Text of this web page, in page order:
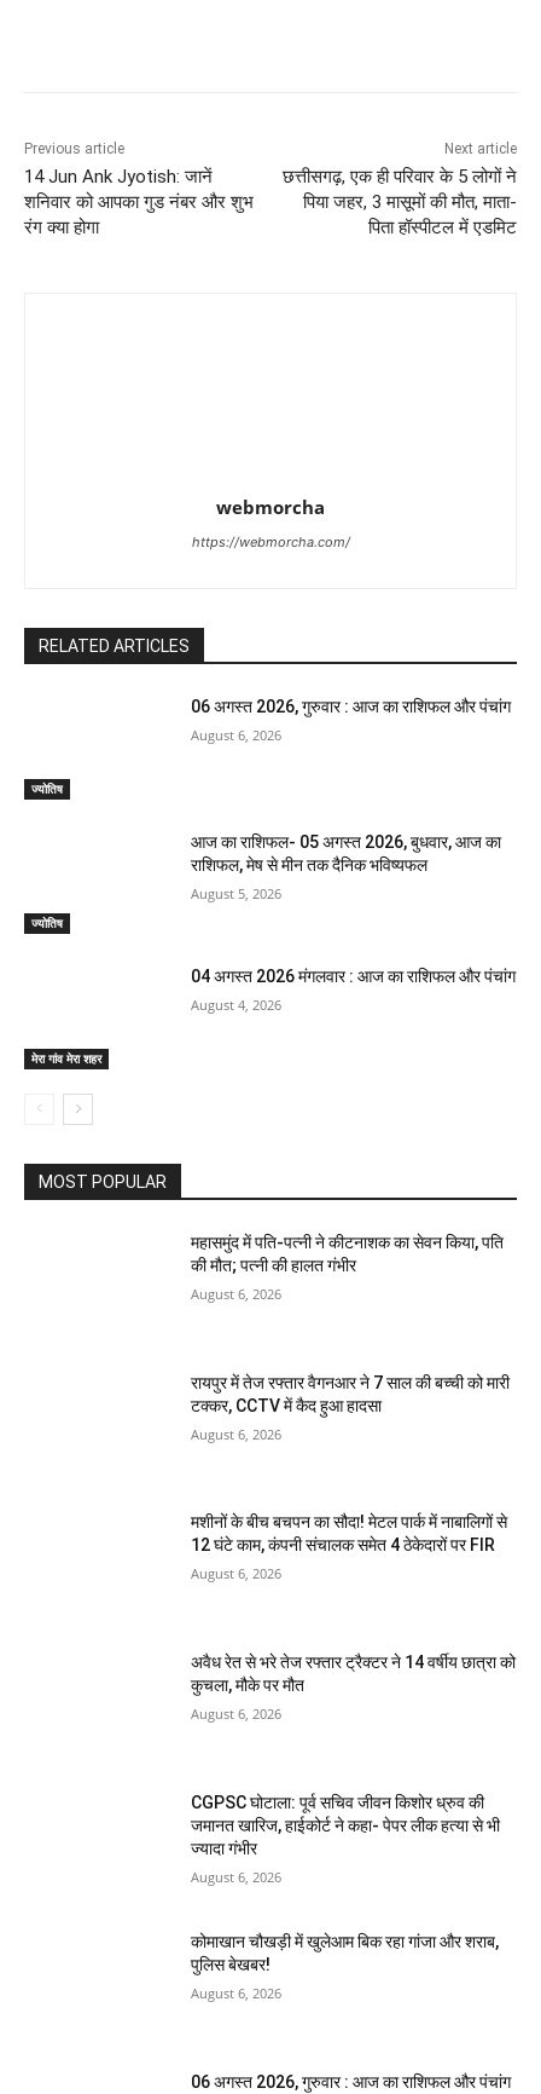
Previous article
14 Jun Ank Jyotish: जानें
शनिवार को आपका गुड नंबर और शुभ
रंग क्या होगा
Next article
छत्तीसगढ़, एक ही परिवार के 5 लोगों ने
पिया जहर, 3 मासूमों की मौत, माता-
पिता हॉस्पीटल में एडमिट
webmorcha
https://webmorcha.com/
RELATED ARTICLES
ज्योतिष
06 अगस्त 2026, गुरुवार : आज का राशिफल और पंचांग
August 6, 2026
ज्योतिष
आज का राशिफल- 05 अगस्त 2026, बुधवार, आज का
राशिफल, मेष से मीन तक दैनिक भविष्यफल
August 5, 2026
मेरा गांव मेरा शहर
04 अगस्त 2026 मंगलवार : आज का राशिफल और पंचांग
August 4, 2026
MOST POPULAR
महासमुंद में पति-पत्नी ने कीटनाशक का सेवन किया, पति
की मौत; पत्नी की हालत गंभीर
August 6, 2026
रायपुर में तेज रफ्तार वैगनआर ने 7 साल की बच्ची को मारी
टक्कर, CCTV में कैद हुआ हादसा
August 6, 2026
मशीनों के बीच बचपन का सौदा! मेटल पार्क में नाबालिगों से
12 घंटे काम, कंपनी संचालक समेत 4 ठेकेदारों पर FIR
August 6, 2026
अवैध रेत से भरे तेज रफ्तार ट्रैक्टर ने 14 वर्षीय छात्रा को
कुचला, मौके पर मौत
August 6, 2026
CGPSC घोटाला: पूर्व सचिव जीवन किशोर ध्रुव की
जमानत खारिज, हाईकोर्ट ने कहा- पेपर लीक हत्या से भी
ज्यादा गंभीर
August 6, 2026
कोमाखान चौखड़ी में खुलेआम बिक रहा गांजा और शराब,
पुलिस बेखबर!
August 6, 2026
06 अगस्त 2026, गुरुवार : आज का राशिफल और पंचांग